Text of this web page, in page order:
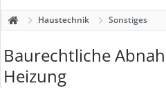
Haustechnik Sonstiges
Baurechtliche
Heizung